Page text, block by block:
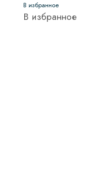
В избранное
В избранное